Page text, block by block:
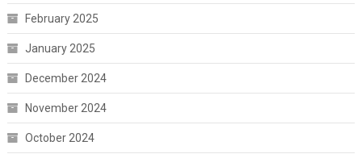
February 2025
January 2025
December 2024
November 2024
October 2024